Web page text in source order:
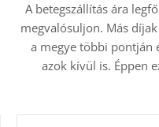
A betegszállítás ára
megvalósuljon. Más
a megye többi pontján
azok kívül is. Éppen